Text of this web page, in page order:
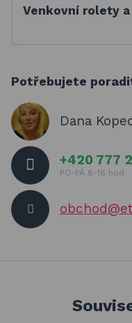
Venkovní rolety
Potřebujete
Dana
+420 777
PO-PÁ 8-18 hod